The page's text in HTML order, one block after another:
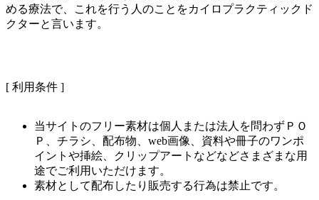
める療法で、これを行う人のことをカイロプラクティックド
クターと言います。
[ 利用条件 ]
当サイトのフリー素材は個人または法人を問わずＰＯ
Ｐ、チラシ、配布物、web画像、資料や冊子のワンポ
イントや挿絵、クリップアートなどなどさまざまな用
途でご利用いただけます。
素材として配布したり販売する行為は禁止です。